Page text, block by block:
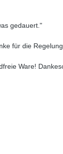
gedauert."
für die
Ware!